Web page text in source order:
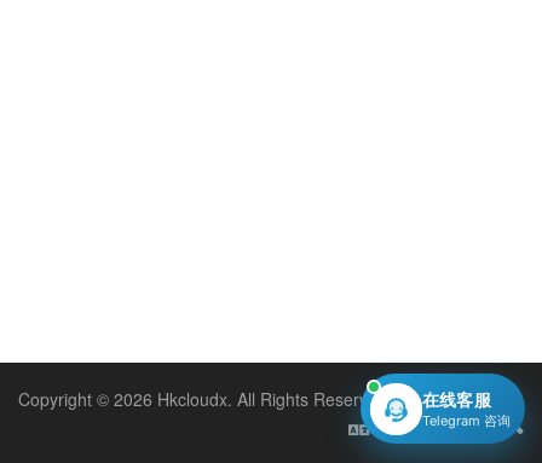
Copyright © 2026 Hkcloudx. All Rights Reserved.
Persian
在线客服
Telegram 咨询